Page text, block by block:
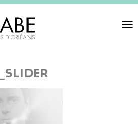
Toggle